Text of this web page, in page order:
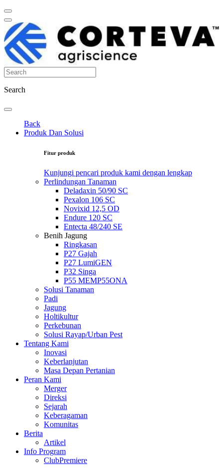
Search
Back
Produk Dan Solusi
Fitur produk
Kunjungi pencari produk kami dengan lengkap
Perlindungan Tanaman
Deladaxin 50/90 SC
Pexalon 106 SC
Novixid 12,5 OD
Endure 120 SC
Entecta 48/240 SE
Benih Jagung
Ringkasan
P27 Gajah
P27 LumiGEN
P32 Singa
P55 MEMP55ONA
Solusi Tanaman
Padi
Jagung
Holtikultur
Perkebunan
Solusi Rayap/Urban Pest
Tentang Kami
Inovasi
Keberlanjutan
Masa Depan Pertanian
Peran Kami
Merger
Direksi
Sejarah
Keberagaman
Komunitas
Berita
Artikel
Info Program
ClubPremiere